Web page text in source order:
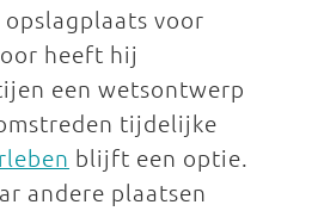
voor
heeft hij
een wetsontwerp
tijdelijke
blijft een optie.
andere plaatsen